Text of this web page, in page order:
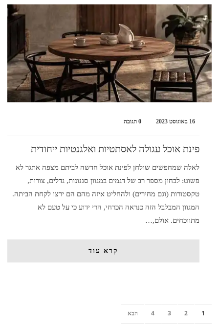
16 באוגוסט 2023 0 תגובה
פינת אוכל עגולה לאסתטיות ואלגנטיות ייחודית
לאלה שמחפשים שולחן לפינת אוכל חדשה לביתם מצפה אתגר לא
פשוט: לבחון מספר רב של דגמים במגוון סגנונות, גדלים, צורות,
טקסטורות (וגם מחירים) ולהחליט איזה מהם הם ירצו לקחת הביתה.
המגוון המבלבל הזה כנראה הכרחי, הרי ידוע כי על טעם לא
מתווכחים. אולם,…
קרא עוד
1
2
3
4 הבא